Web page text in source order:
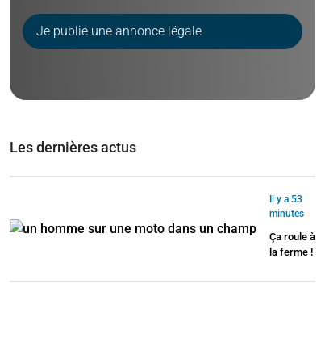
Je publie une annonce légale
Les dernières actus
Il y a 53
minutes
Ça roule à
la ferme !